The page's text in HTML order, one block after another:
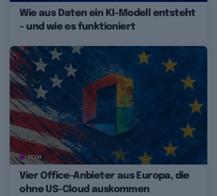
Wie aus Daten ein KI-Modell entsteht
– und wie es funktioniert
TECH
Vier Office-Anbieter aus Europa, die
ohne US-Cloud auskommen